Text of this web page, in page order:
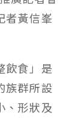
者黃信峯
飲食」是
族群所設
、形狀及